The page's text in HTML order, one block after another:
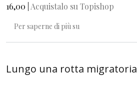
16,00 | Acquistalo su Topishop
Per saperne di più su
Lungo una rotta migratoria